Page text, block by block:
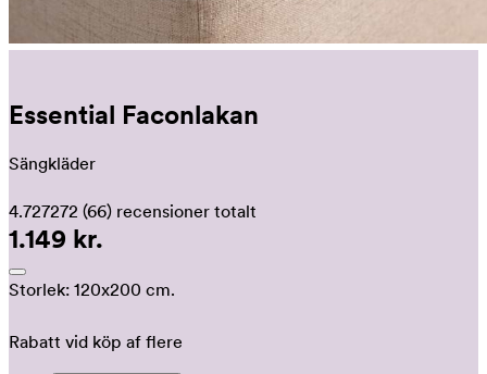
Essential Faconlakan
Sängkläder
4.727272 (66) recensioner totalt
1.149 kr.
Storlek: 120x200 cm.
Rabatt vid köp af flere